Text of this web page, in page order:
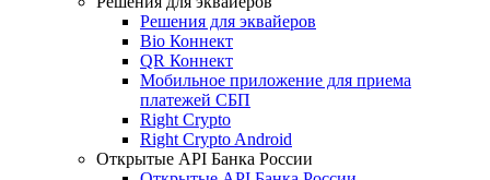
Решения для эквайеров
Bio Коннект
QR Коннект
Мобильное приложение для приема
платежей СБП
Right Crypto
Right Crypto Android
Открытые API Банка России